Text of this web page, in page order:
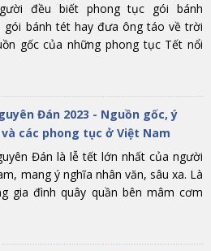
đều biết phong tục gói bánh
gói bánh tét hay đưa ông táo về trời
gốc của những phong tục Tết nổi
Đán 2023 - Nguồn gốc, ý
các phong tục ở Việt Nam
Đán là lễ tết lớn nhất của người
mang ý nghĩa nhân văn, sâu xa. Là
gia đình quây quần bên mâm cơm